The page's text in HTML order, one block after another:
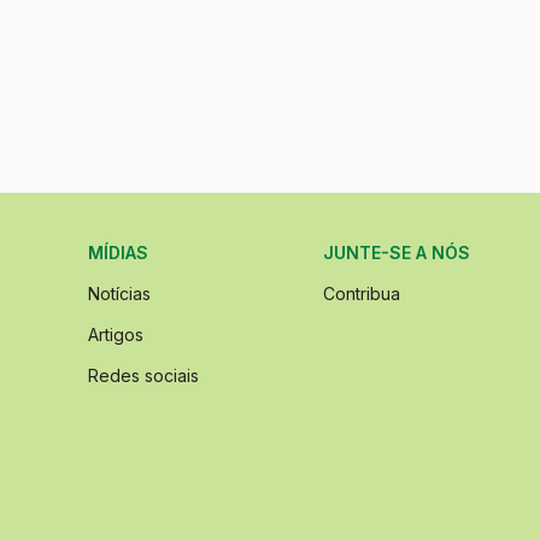
MÍDIAS
Notícias
Artigos
Redes sociais
JUNTE-SE A NÓS
Contribua